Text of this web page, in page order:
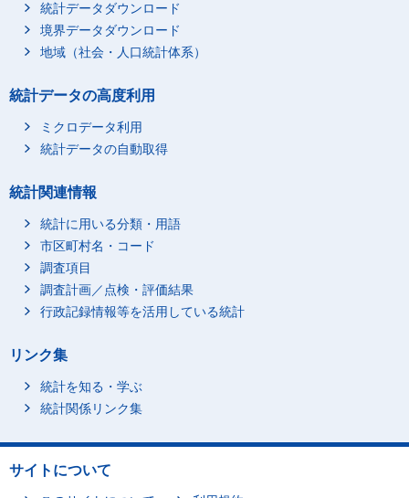
統計データダウンロード
境界データダウンロード
地域（社会・人口統計体系）
統計データの高度利用
ミクロデータ利用
統計データの自動取得
統計関連情報
統計に用いる分類・用語
市区町村名・コード
調査項目
調査計画／点検・評価結果
行政記録情報等を活用している統計
リンク集
統計を知る・学ぶ
統計関係リンク集
サイトについて